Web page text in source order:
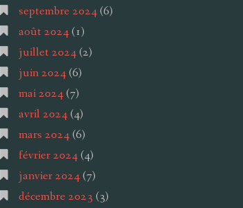
septembre 2024(6)
août 2024(1)
juillet 2024(2)
juin 2024(6)
mai 2024(7)
avril 2024(4)
mars 2024(6)
février 2024(4)
janvier 2024(7)
décembre 2023 (3)